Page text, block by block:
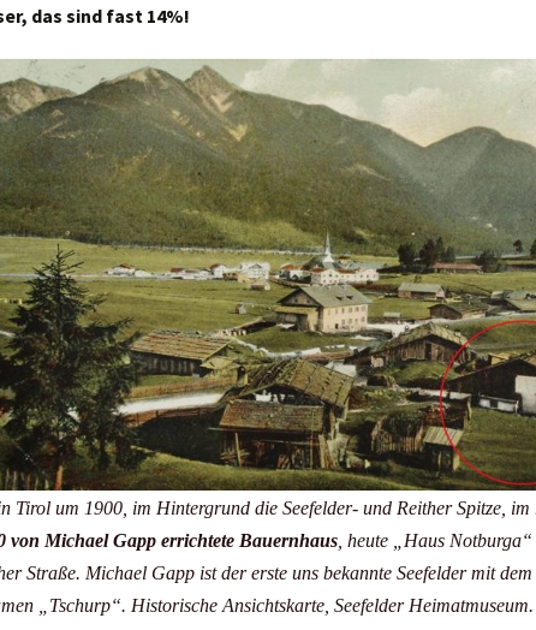
das sind fast 14%!
Tirol um 1900, im Hintergrund die Seefelder- und Reither Spitze, im
von Michael Gapp errichtete Bauernhaus, heute „Haus
Straße. Michael Gapp ist der erste uns bekannte Seefelder mit
„Tschurp“. Historische Ansichtskarte, Seefelder Heimatmuseum.